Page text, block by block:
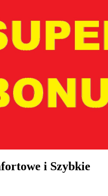
i Szybkie